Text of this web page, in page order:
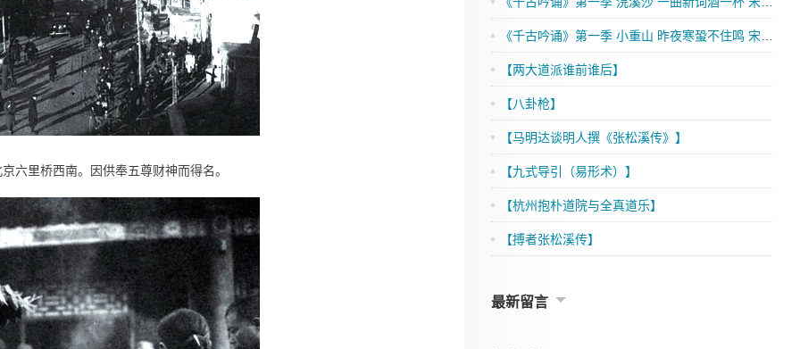
六里桥西南。因供奉五尊财神而得名。
《千古吟诵》第一季 小重山 昨夜寒蛩不住鸣 宋 岳飞
【两大道派谁前谁后】
【八卦枪】
【马明达谈明人撰《张松溪传》】
【九式导引（易形术）】
【杭州抱朴道院与全真道乐】
【搏者张松溪传】
最新留言